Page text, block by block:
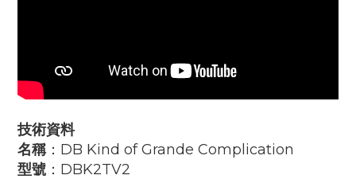
技術資料
名稱：DB Kind of Grande Complication
型號 ：DBK2TV2